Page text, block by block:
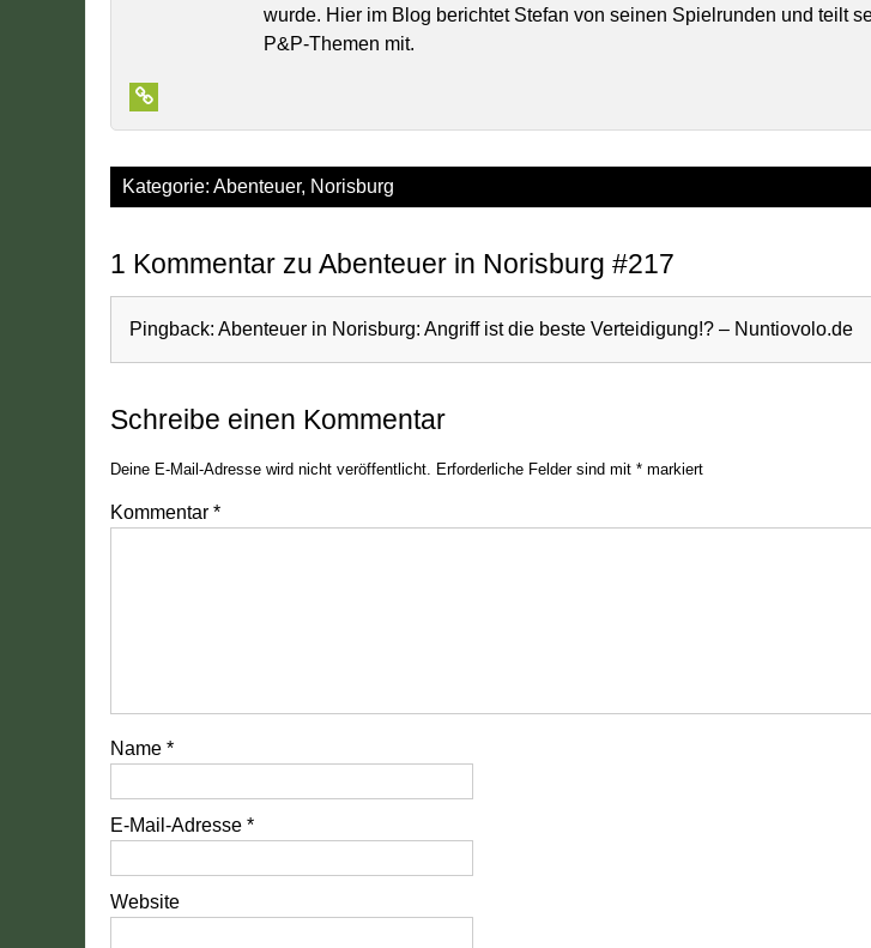
wurde. Hier im Blog berichtet Stefan von seinen Spielrunden und teilt
P&P-Themen mit.
Kategorie: Abenteuer, Norisburg
1 Kommentar zu Abenteuer in Norisburg #217
Pingback: Abenteuer in Norisburg: Angriff ist die beste Verteidigung!? – Nuntiovolo.de
Schreibe einen Kommentar
Deine E-Mail-Adresse wird nicht veröffentlicht. Erforderliche Felder sind mit * markiert
Kommentar *
Name *
E-Mail-Adresse *
Website